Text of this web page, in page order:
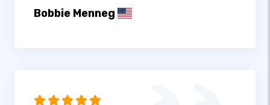
Bobbie Menneg